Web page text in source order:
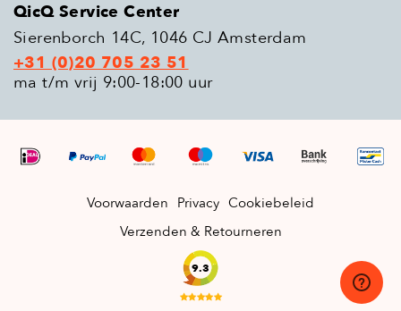
QicQ Service Center
Sierenborch 14C, 1046 CJ Amsterdam
+31 (0)20 705 23 51
ma t/m vrij 9:00-18:00 uur
Voorwaarden Privacy Cookiebeleid
Verzenden & Retourneren
9.3